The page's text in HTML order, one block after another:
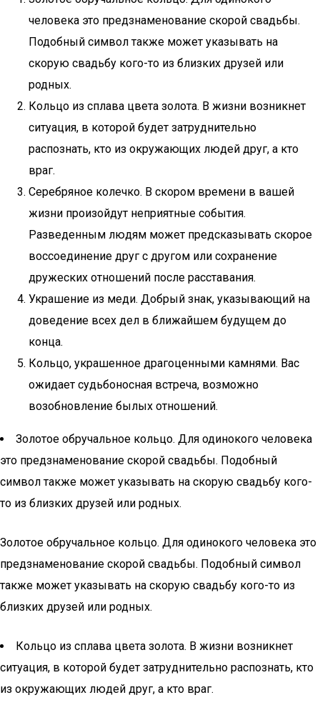
человека это предзнаменование скорой свадьбы.
Подобный символ также может указывать на
скорую свадьбу кого-то из близких друзей или
родных.
Кольцо из сплава цвета золота. В жизни возникнет
ситуация, в которой будет затруднительно
распознать, кто из окружающих людей друг, а кто
враг.
Серебряное колечко. В скором времени в вашей
жизни произойдут неприятные события.
Разведенным людям может предсказывать скорое
воссоединение друг с другом или сохранение
дружеских отношений после расставания.
Украшение из меди. Добрый знак, указывающий на
доведение всех дел в ближайшем будущем до
конца.
Кольцо, украшенное драгоценными камнями. Вас
ожидает судьбоносная встреча, возможно
возобновление былых отношений.
Золотое обручальное кольцо. Для одинокого человека
это предзнаменование скорой свадьбы. Подобный
символ также может указывать на скорую свадьбу кого-
то из близких друзей или родных.
Золотое обручальное кольцо. Для одинокого человека это
предзнаменование скорой свадьбы. Подобный символ
также может указывать на скорую свадьбу кого-то из
близких друзей или родных.
Кольцо из сплава цвета золота. В жизни возникнет
ситуация, в которой будет затруднительно распознать, кто
из окружающих людей друг, а кто враг.